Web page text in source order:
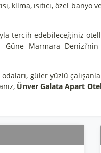
ısıtıcı, özel banyo
tercih edebileceğiniz
Marmara
odaları, güler yüzlü
Ünver Galata Apart